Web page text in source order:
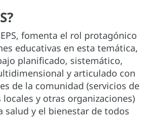
fomenta el rol protagónico
educativas en esta temática,
planificado, sistemático,
y articulado con
de la comunidad (servicios de
y otras organizaciones)
salud y el bienestar de todos